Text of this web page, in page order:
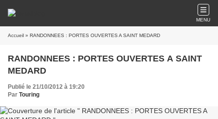
MENU
Accueil » RANDONNEES : PORTES OUVERTES A SAINT MEDARD
RANDONNEES : PORTES OUVERTES A SAINT
MEDARD
Publié le 21/10/2012 à 19:20
Par Touring